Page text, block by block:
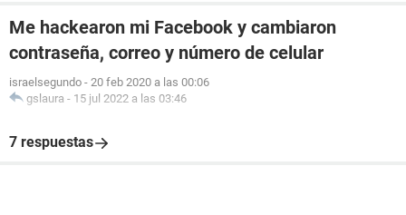
Me hackearon mi Facebook y cambiaron
contraseña, correo y número de celular
israelsegundo - 20 feb 2020 a las 00:06
gslaura - 15 jul 2022 a las 03:46
7 respuestas